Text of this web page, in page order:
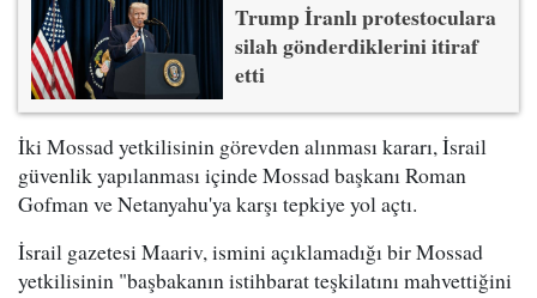
Trump İranlı protestoculara
silah gönderdiklerini itiraf
etti
İki Mossad yetkilisinin görevden alınması kararı, İsrail
güvenlik yapılanması içinde Mossad başkanı Roman
Gofman ve Netanyahu'ya karşı tepkiye yol açtı.
İsrail gazetesi Maariv, ismini açıklamadığı bir Mossad
yetkilisinin "başbakanın istihbarat teşkilatını mahvettiğini